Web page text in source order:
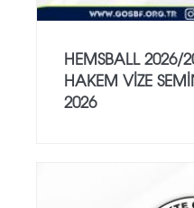
HEMSBALL 2026/
HAKEM VİZE
2026